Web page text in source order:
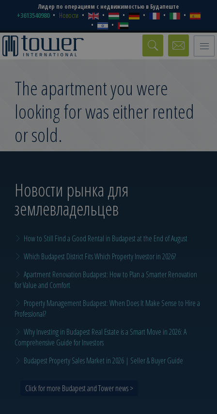
Лидер по операциям с недвижимостью в Будапеште
+3613540980 Новости
Toggle
The apartment you were
looking for was either rented
or sold.
Новости рынка для
землевладельцев
How to Still Find a Good Rental in Budapest at the End of August
Which Budapest District Fits Which Property Investor in 2026?
Apartment Renovation Budapest: How to Plan a Smarter Renovation
for Value and Comfort
Property Management Budapest: When Does It Make Sense to Hire a
Professional?
Why Investing in Budapest Real Estate is a Smart Move in 2026: A
Comprehensive Guide for Investors
Budapest Property Sales Market in 2026 | Seller & Buyer Guide
Click for more Budapest and Tower news >